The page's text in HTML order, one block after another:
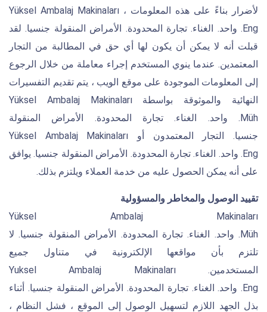
لأضرار بناءً على هذه المعلومات ، Yüksel Ambalaj Makinaları
Eng. واحد. الغناء. تجارة المحدودة. الأمراض المنقولة جنسيا. لقد
قبلت أنه لا يمكن أن يكون لها أي حق في المطالبة من التجار
المعتمدين. عندما ينوي المستخدم إجراء معاملة من خلال الرجوع
إلى المعلومات الموجودة على موقع الويب ، يتم تقديم التفسيرات
النهائية والموثوقة بواسطة Yüksel Ambalaj Makinaları
Müh. واحد. الغناء. تجارة المحدودة. الأمراض المنقولة
جنسيا. التجار المعتمدون أو Yüksel Ambalaj Makinaları
Eng. واحد. الغناء. تجارة المحدودة. الأمراض المنقولة جنسيا. يوافق
على أنه يمكن الحصول عليه من خدمة العملاء ويلتزم بذلك.
تقييد الوصول والمخاطر والمسؤولية
Yüksel Ambalaj Makinaları
Müh. واحد. الغناء. تجارة المحدودة. الأمراض المنقولة جنسيا. لا
تلتزم بأن مواقعها الإلكترونية في متناول جميع
المستخدمين. Yuksel Ambalaj Makinaları
Eng. واحد. الغناء. تجارة المحدودة. الأمراض المنقولة جنسيا. أثناء
بذل الجهد اللازم لتسهيل الوصول إلى الموقع ، فشل النظام ،